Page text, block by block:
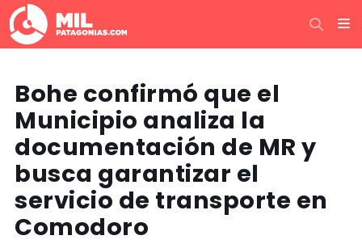
Bohe confirmó que el
Municipio analiza la
documentación de MR y
busca garantizar el
servicio de transporte en
Comodoro